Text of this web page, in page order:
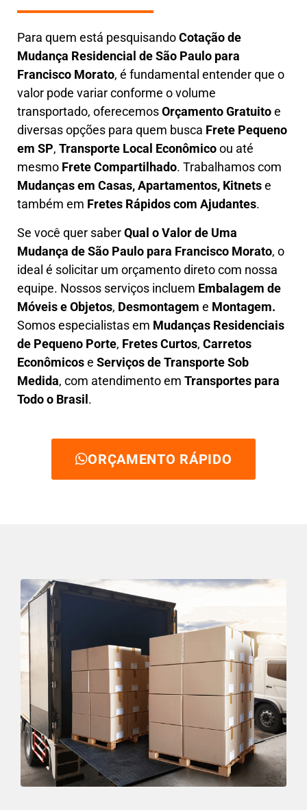
Para quem está pesquisandoCotação de
Mudança Residencial de São Paulo para
Francisco Morato, é fundamental entender que o
valor pode variar conforme o volume
transportado, oferecemosOrçamento Gratuitoe
diversas opções para quem busca Frete Pequeno
em SP, Transporte Local Econômicoou até
mesmo Frete Compartilhado. Trabalhamos com
Mudanças em Casas, Apartamentos, Kitnetse
também em Fretes Rápidos com Ajudantes.
Se você quer saberQual o Valor de Uma
Mudança de São Paulo para Francisco Morato, o
ideal é solicitar um orçamento direto com nossa
equipe. Nossos serviços incluem Embalagem de
Móveis e Objetos, Desmontagem e Montagem.
Somos especialistas em Mudanças Residenciais
de Pequeno Porte, Fretes Curtos, Carretos
Econômicose Serviços de Transporte Sob
Medida, com atendimento em Transportes para
Todo o Brasil.
ORÇAMENTO RÁPIDO